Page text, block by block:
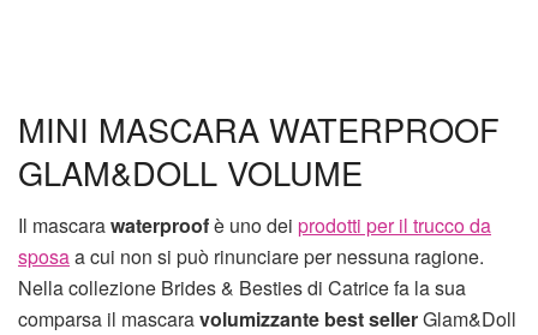
MINI MASCARA WATERPROOF
GLAM&DOLL VOLUME
Il mascarawaterproofè uno dei prodotti per il trucco da
sposaa cui non si può rinunciare per nessuna ragione.
Nella collezione Brides & Besties di Catrice fa la sua
comparsa il mascaravolumizzante best sellerGlam&Doll